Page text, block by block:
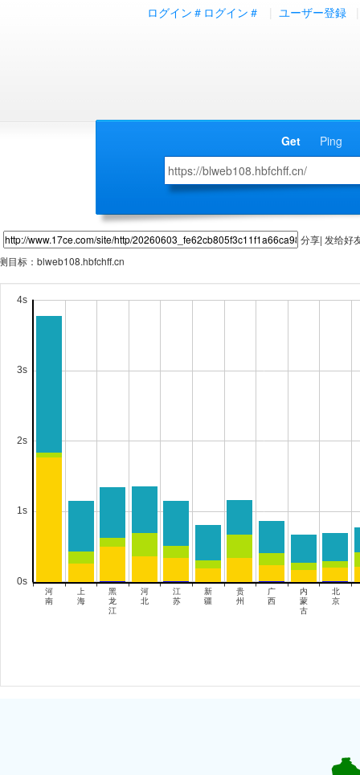
ログイン＃ログイン＃ ユーザー登録
Get Ping
分享| 发给好
目标： blweb108.hbfchff.cn